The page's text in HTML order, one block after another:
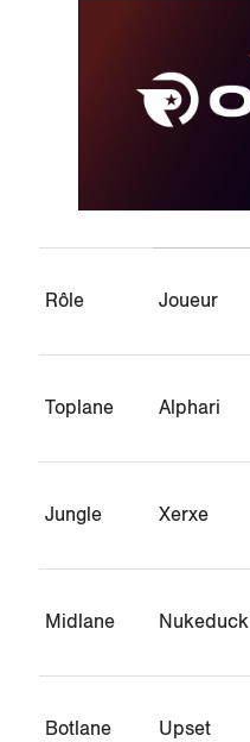
Rôle Joueur
Toplane Alphari
Jungle Xerxe
Midlane Nukeduck
Botlane Upset